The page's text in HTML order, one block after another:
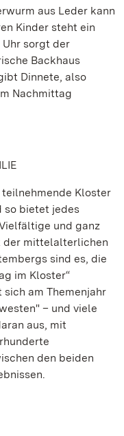
aus Leder kann
Kinder steht ein
Uhr sorgt der
Backhaus
Dinnete, also
Nachmittag
Kloster
so bietet jedes
und ganz
der mittelalterlichen
sind es, die
im Kloster“
am Themenjahr
– und viele
aus, mit
den beiden